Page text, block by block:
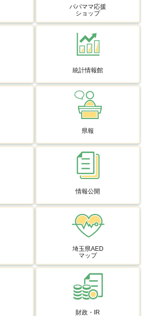
パパママ応援
ショップ
統計情報館
県報
情報公開
埼玉県AED
マップ
財政・IR